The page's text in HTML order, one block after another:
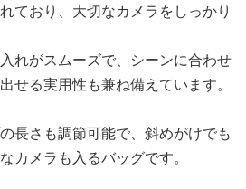
ており、大切なカメラをしっかり
れがスムーズで、シーンに合わせ
せる実用性も兼ね備えています。
長さも調節可能で、斜めがけでも
カメラも入るバッグです。